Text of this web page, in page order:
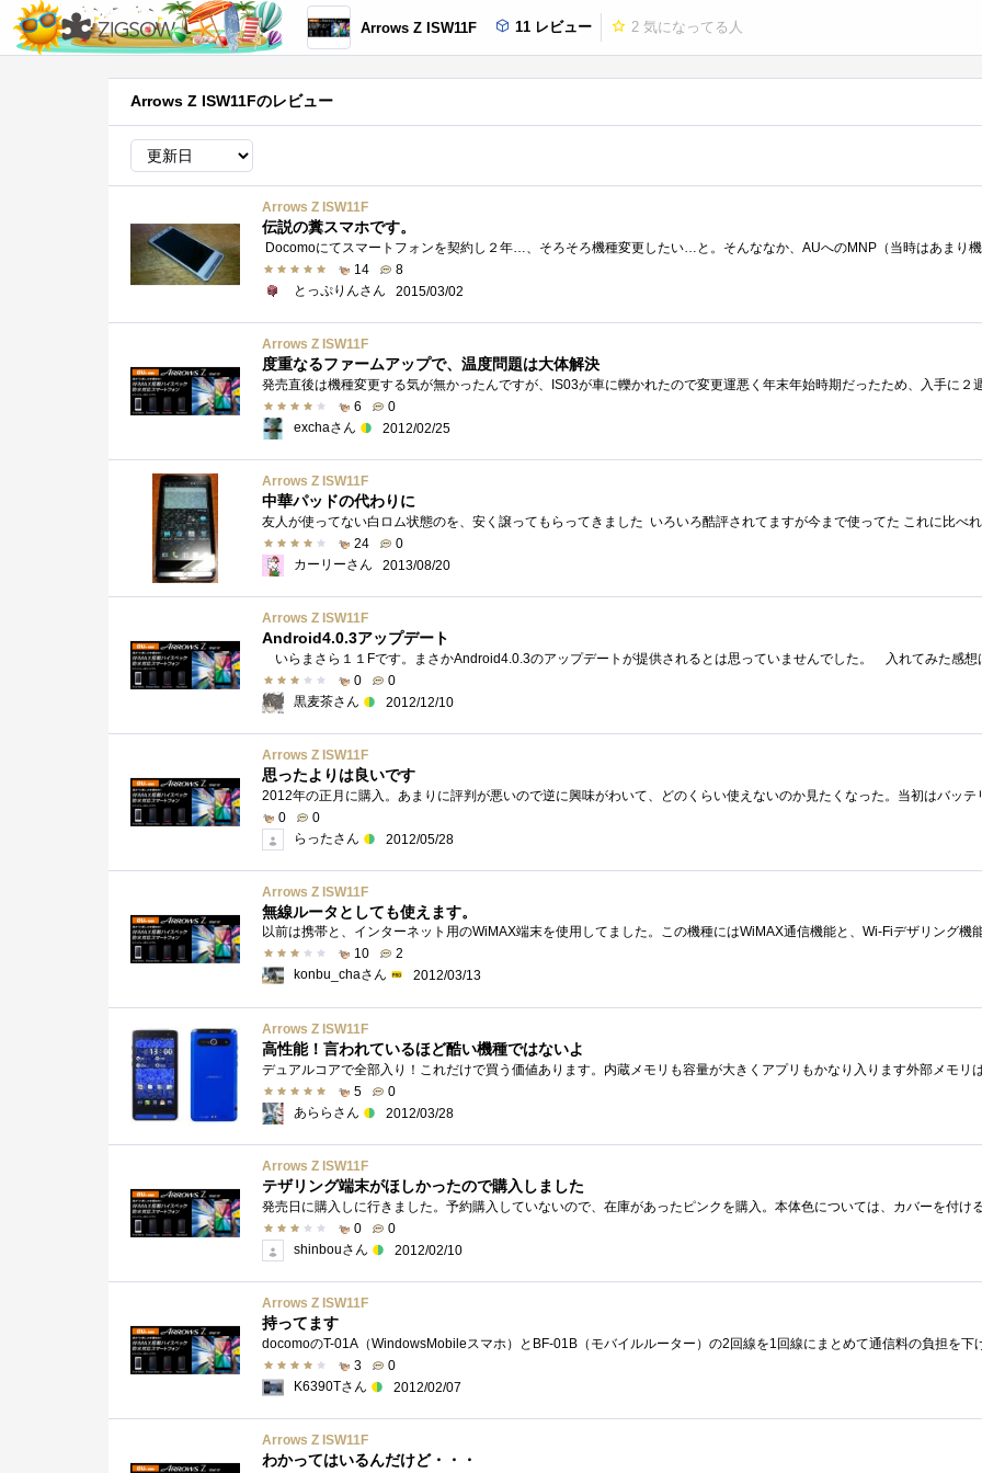
Arrows Z ISW11F 11 レビュー 2 気になってる人
Arrows Z ISW11Fのレビュー
Arrows Z ISW11F
伝説の糞スマホです。
14
8
とっぷりんさん
2015/03/02
Arrows Z ISW11F
度重なるファームアップで、温度問題は大体解決
6
0
exchaさん
2012/02/25
Arrows Z ISW11F
中華パッドの代わりに
24
0
カーリーさん
2013/08/20
Arrows Z ISW11F
Android4.0.3アップデート
0
0
黒麦茶さん
2012/12/10
Arrows Z ISW11F
思ったよりは良いです
0
0
らったさん
2012/05/28
Arrows Z ISW11F
無線ルータとしても使えます。
10
2
konbu_chaさん
2012/03/13
Arrows Z ISW11F
高性能！言われているほど酷い機種ではないよ
5
0
あららさん
2012/03/28
Arrows Z ISW11F
テザリング端末がほしかったので購入しました
0
0
shinbouさん
2012/02/10
Arrows Z ISW11F
持ってます
3
0
K6390Tさん
2012/02/07
Arrows Z ISW11F
わかってはいるんだけど・・・